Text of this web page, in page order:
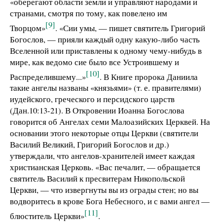
странами, смотря по тому, как повелено им
Творцом»[9]. «Сии умы, — пишет святитель Григорий
Богослов, — прияли каждый одну какую-либо часть
Вселенной или приставлены к одному чему-нибудь в
мире, как ведомо сие было все Устроившему и
Распределившему...»[10]. В Книге пророка Даниила
такие ангелы названы «князьями» (т. е. правителями)
иудейского, греческого и персидского царств
(Дан.10:13-21). В Откровении Иоанна Богослова
говорится об Ангелах семи Малоазийских Церквей. На
основании этого некоторые отцы Церкви (святители
Василий Великий, Григорий Богослов и др.)
утверждали, что ангелов-хранителей имеет каждая
христианская Церковь. «Вас печалит, — обращается
святитель Василий к пресвитерам Никопольской
Церкви, — что извергнуты вы из ограды стен; но вы
водворитесь в крове Бога Небесного, и с вами ангел —
блюститель Церкви»[11].